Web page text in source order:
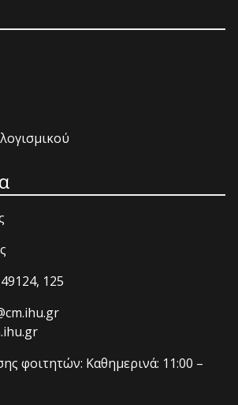
125
φοιτητών: Καθημερινά: 11:00 –